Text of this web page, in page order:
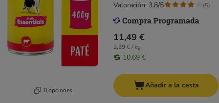
8 opciones
11,49 €
2,39 € / kg
10,69 €
Valoración: 3.8/5 (5)
Añadir a la cesta